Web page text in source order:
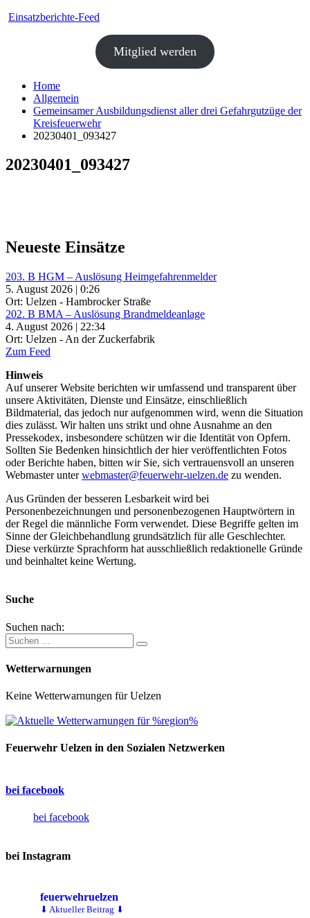
Einsatzberichte-Feed
Mitglied werden
Home
Allgemein
Gemeinsamer Ausbildungsdienst aller drei Gefahrgutzüge der
Kreisfeuerwehr
20230401_093427
20230401_093427
Neueste Einsätze
203. B HGM – Auslösung Heimgefahrenmelder
5. August 2026 | 0:26
Ort: Uelzen - Hambrocker Straße
202. B BMA – Auslösung Brandmeldeanlage
4. August 2026 | 22:34
Ort: Uelzen - An der Zuckerfabrik
Zum Feed
Hinweis
Auf unserer Website berichten wir umfassend und transparent über
unsere Aktivitäten, Dienste und Einsätze, einschließlich
Bildmaterial, das jedoch nur aufgenommen wird, wenn die Situation
dies zulässt. Wir halten uns strikt und ohne Ausnahme an den
Pressekodex, insbesondere schützen wir die Identität von Opfern.
Sollten Sie Bedenken hinsichtlich der hier veröffentlichten Fotos
oder Berichte haben, bitten wir Sie, sich vertrauensvoll an unseren
Webmaster unterwebmaster@feuerwehr-uelzen.de zu wenden.
Aus Gründen der besseren Lesbarkeit wird bei
Personenbezeichnungen und personenbezogenen Hauptwörtern in
der Regel die männliche Form verwendet. Diese Begriffe gelten im
Sinne der Gleichbehandlung grundsätzlich für alle Geschlechter.
Diese verkürzte Sprachform hat ausschließlich redaktionelle Gründe
und beinhaltet keine Wertung.
Suche
Suchen nach:
Wetterwarnungen
Keine Wetterwarnungen für Uelzen
Feuerwehr Uelzen in den Sozialen Netzwerken
bei facebook
bei facebook
bei Instagram
feuerwehruelzen
⬇ Aktueller Beitrag ⬇